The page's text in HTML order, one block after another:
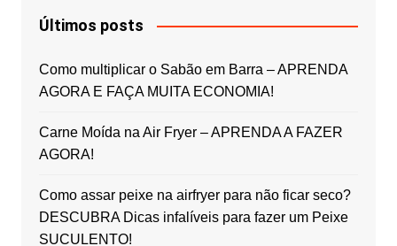
Últimos posts
Como multiplicar o Sabão em Barra – APRENDA
AGORA E FAÇA MUITA ECONOMIA!
Carne Moída na Air Fryer – APRENDA A FAZER
AGORA!
Como assar peixe na airfryer para não ficar seco?
DESCUBRA Dicas infalíveis para fazer um Peixe
SUCULENTO!